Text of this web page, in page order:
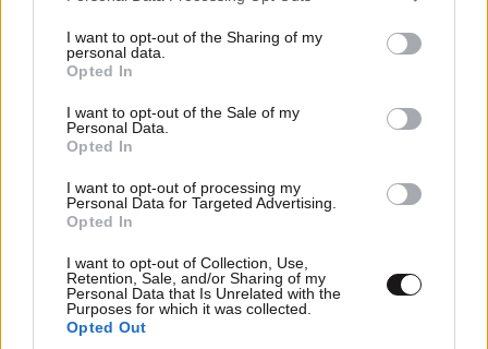
not limited to your visit or usage behaviour. You may click to
grant or deny consent to Google and its third-party tags to
use your data for below specified purposes in below Google
consent section.
I want to opt-out of the Sharing of my
personal data.
Opted In
I want to opt-out of the Sale of my
Personal Data.
Opted In
I want to opt-out of processing my
Personal Data for Targeted Advertising.
Opted In
I want to opt-out of Collection, Use,
Retention, Sale, and/or Sharing of my
Personal Data that Is Unrelated with the
Purposes for which it was collected.
Opted Out
μπροστά σε ασφαλιστικό αδιέξοδο